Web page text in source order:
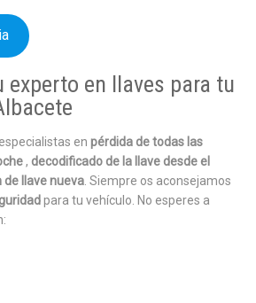
experto en llaves para tu
enpérdida de todas las
, decodificado de la llave desde el
de llave nueva . Siempre os aconsejamos
para tu vehículo. No esperes a